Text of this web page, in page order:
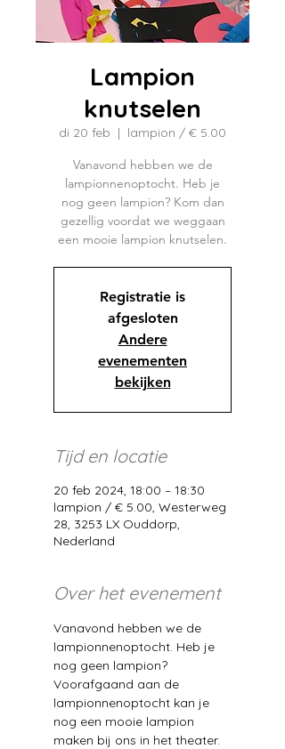
Lampion
knutselen
di 20 feb
  |
lampion / € 5.00
Vanavond hebben we de
lampionnenoptocht. Heb je
nog geen lampion? Kom dan
gezellig voordat we weggaan
Registratie is
afgesloten
Andere
evenementen
bekijken
Tijd en locatie
20 feb 2024, 18:00 – 18:30
lampion / € 5.00, Westerweg
28, 3253 LX Ouddorp,
Nederland
Over het evenement
Vanavond hebben we de
lampionnenoptocht. Heb je
nog geen lampion?
Voorafgaand aan de
lampionnenoptocht kan je
nog een mooie lampion
maken bij ons in het theater.